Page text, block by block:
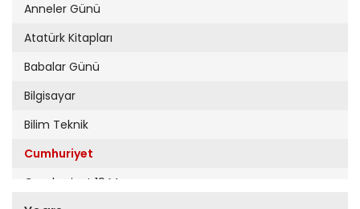
Anneler Günü
Atatürk Kitapları
Babalar Günü
Bilgisayar
Bilim Teknik
Cumhuriyet
Cumhuriyet 19 Mayıs